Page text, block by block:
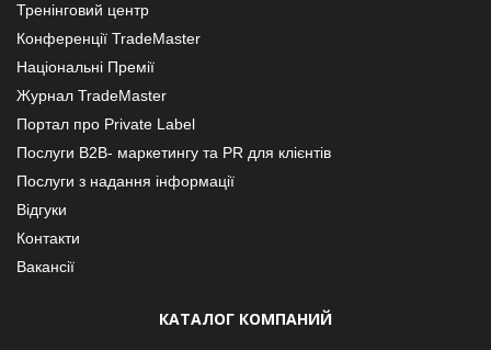
Тренінговий центр
Конференції TradeMaster
Національні Премії
Журнал TradeMaster
Портал про Private Label
Послуги В2В- маркетингу та PR для клієнтів
Послуги з надання інформації
Відгуки
Контакти
Вакансії
КАТАЛОГ КОМПАНИЙ